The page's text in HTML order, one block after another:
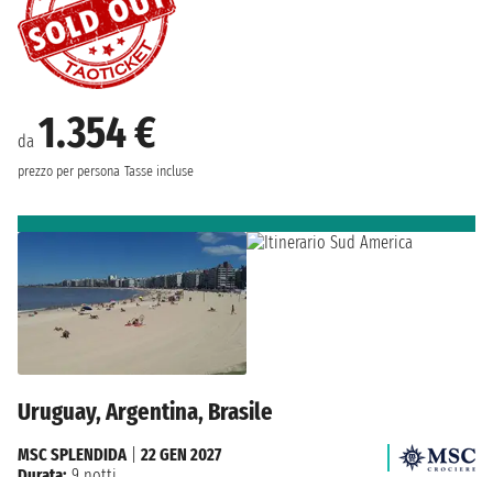
da 1.354 €
prezzo per persona Tasse incluse
Uruguay, Argentina, Brasile
MSC SPLENDIDA
22 GEN 2027